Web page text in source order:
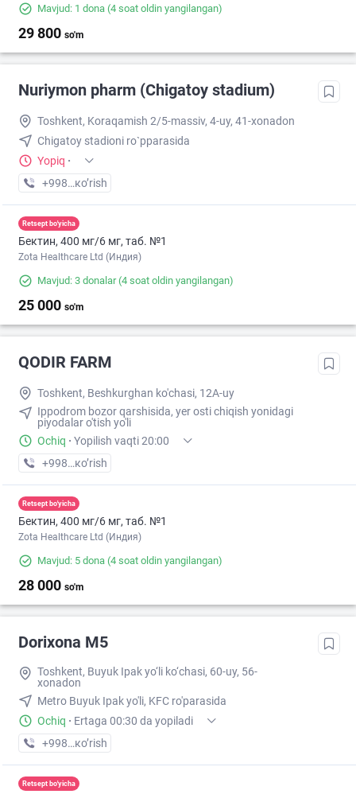
Mavjud: 1 dona (4 soat oldin yangilangan)
29 800 so'm
Nuriymon pharm (Chigatoy stadium)
Toshkent, Koraqamish 2/5-massiv, 4-uy, 41-xonadon
Chigatoy stadioni ro`pparasida
Yopiq ·
+998 (77) XXX-XX-XX
кo’rish
Retsept bo'yicha
Бектин, 400 мг/6 мг, таб. №1
Zota Healthcare Ltd (Индия)
Mavjud: 3 donalar(4 soat oldin yangilangan)
25 000 so'm
QODIR FARM
Toshkent, Beshkurghan ko'chasi, 12A-uy
Ippodrom bozor qarshisida, yer osti chiqish yonidagi
piyodalar o'tish yo'li
Ochiq · Yopilish vaqti 20:00
+998 (33) XXX-XX-XX
кo’rish
Retsept bo'yicha
Бектин, 400 мг/6 мг, таб. №1
Zota Healthcare Ltd (Индия)
Mavjud: 5 dona (4 soat oldin yangilangan)
28 000 so'm
Dorixona M5
Toshkent, Buyuk Ipak yo‘li ko‘chasi, 60-uy, 56-
xonadon
Metro Buyuk Ipak yo'li, KFC ro'parasida
Ochiq · Ertaga 00:30 da yopiladi
+998 (99) XXX-XX-XX
кo’rish
Retsept bo'yicha